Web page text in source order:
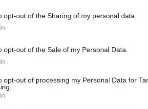
opt-out of the Sharing of my personal data.
opt-out of the Sale of my Personal Data.
opt-out of processing my Personal Data for